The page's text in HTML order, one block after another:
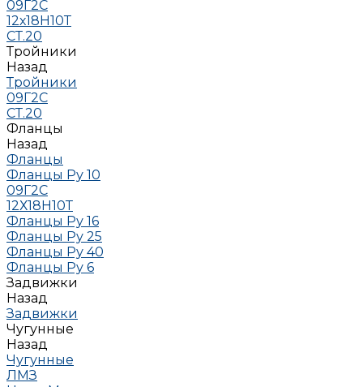
09Г2С
12х18Н10Т
СТ.20
Тройники
Назад
Тройники
09Г2С
СТ.20
Фланцы
Назад
Фланцы
Фланцы Ру 10
09Г2С
12Х18Н10Т
Фланцы Ру 16
Фланцы Ру 25
Фланцы Ру 40
Фланцы Ру 6
Задвижки
Назад
Задвижки
Чугунные
Назад
Чугунные
ЛМЗ